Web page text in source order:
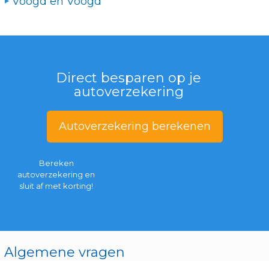
Direct besparen op je
autoverzekering
Autoverzekering berekenen
Bereken
autoverzekering en
sluit af met korting!
Algemene vragen